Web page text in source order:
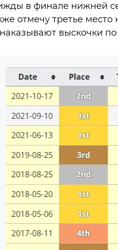
в финале нижней
отмечу третье
выскочки